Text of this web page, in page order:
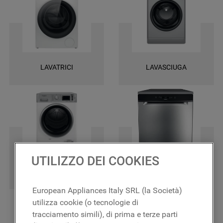
una garanzia di 2 anni su tutti i ricambi e la certezza di ottenere le
massime prestazioni.
LAVATRICI LAVASCIUGA
UTILIZZO DEI COOKIES
European Appliances Italy SRL (la Società)
utilizza cookie (o tecnologie di
tracciamento simili), di prima e terze parti